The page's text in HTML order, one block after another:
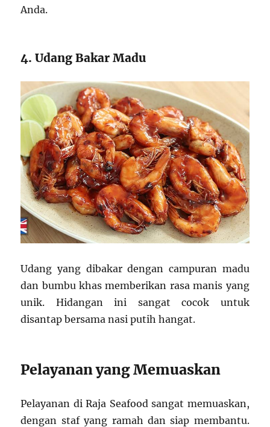
Anda.
4. Udang Bakar Madu
Udang yang dibakar dengan campuran madu
dan bumbu khas memberikan rasa manis yang
unik. Hidangan ini sangat cocok untuk
disantap bersama nasi putih hangat.
Pelayanan yang Memuaskan
Pelayanan di Raja Seafood sangat memuaskan,
dengan staf yang ramah dan siap membantu.